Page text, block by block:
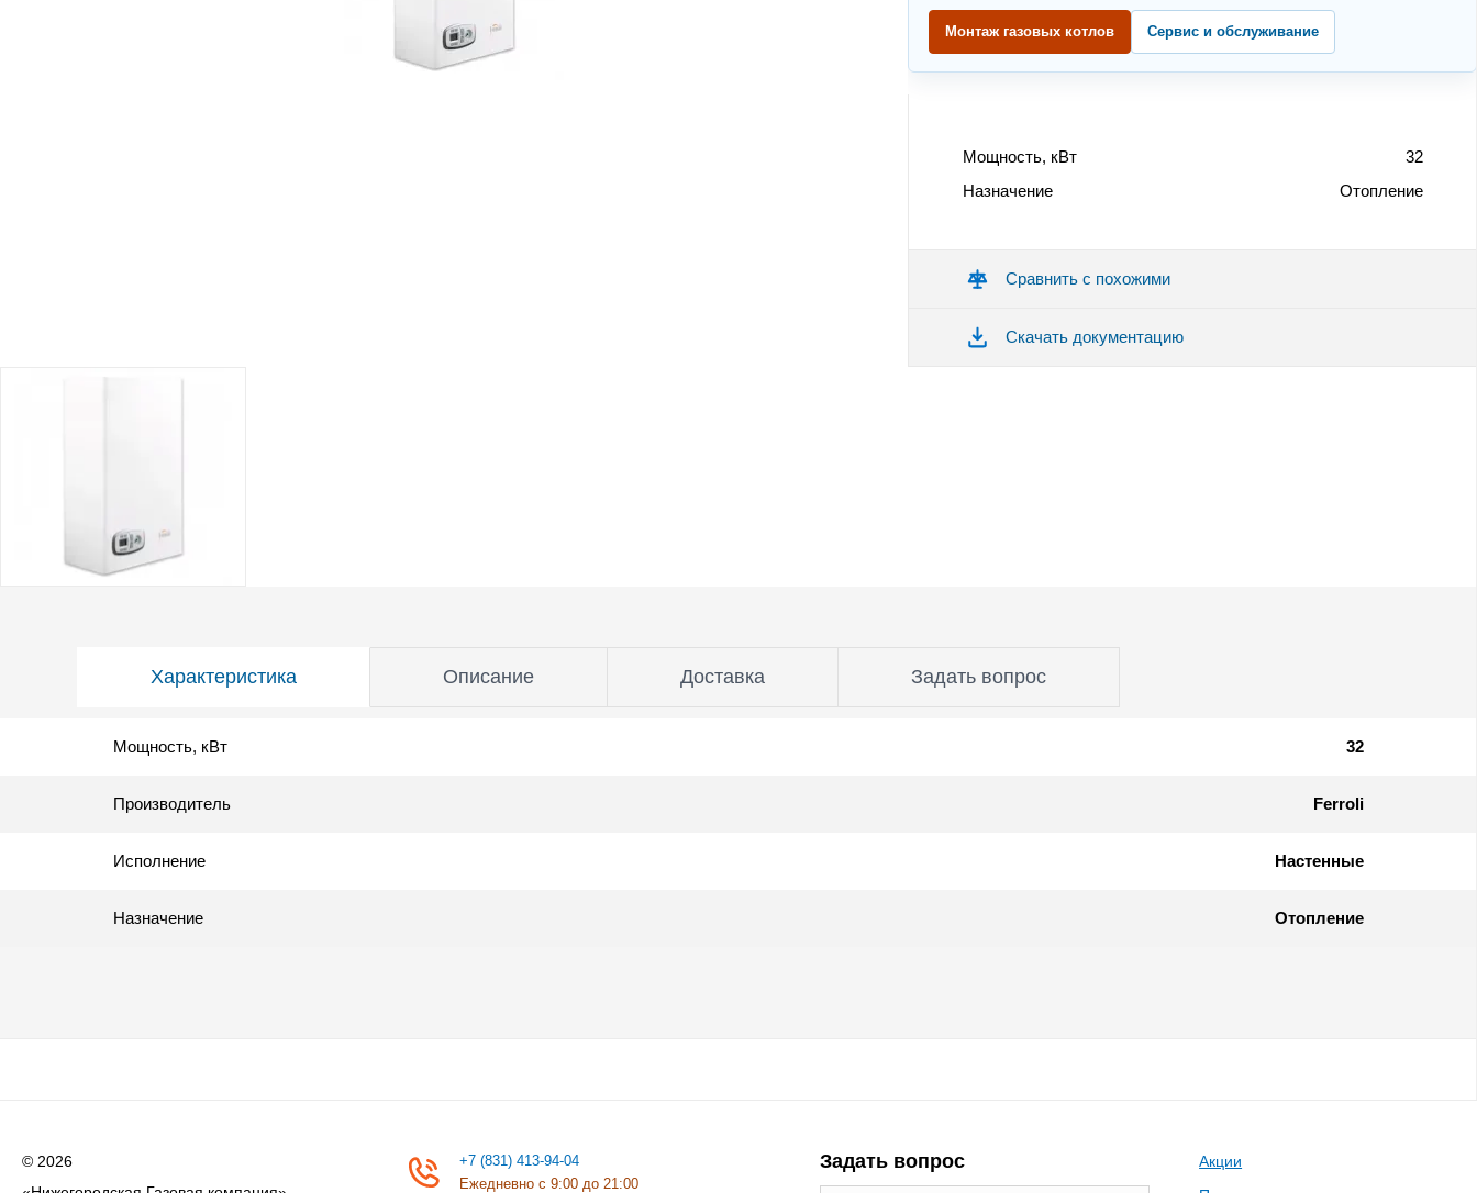
Монтаж газовых котлов Сервис и обслуживание
Мощность, кВт
32
Назначение
Отопление
Сравнить с похожими
Скачать документацию
Характеристика Описание Доставка Задать вопрос
Мощность, кВт 32
Производитель Ferroli
Исполнение Настенные
Назначение Отопление
© 2026
+7 (831) 413-94-04
Ежедневно с 9:00 до 21:00
Задать вопрос
Акции